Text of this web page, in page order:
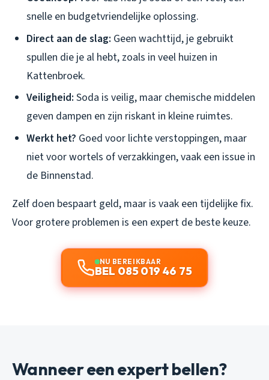
snelle en budgetvriendelijke oplossing.
Direct aan de slag: Geen wachttijd, je gebruikt
spullen die je al hebt, zoals in veel huizen in
Kattenbroek.
Veiligheid: Soda is veilig, maar chemische middelen
geven dampen en zijn riskant in kleine ruimtes.
Werkt het? Goed voor lichte verstoppingen, maar
niet voor wortels of verzakkingen, vaak een issue in
de Binnenstad.
Zelf doen bespaart geld, maar is vaak een tijdelijke fix.
Voor grotere problemen is een expert de beste keuze.
NU BEREIKBAAR
BEL 085 019 46 75
Wanneer een expert bellen?